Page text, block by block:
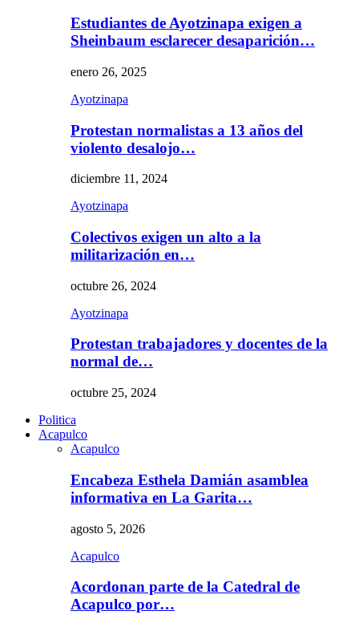
Estudiantes de Ayotzinapa exigen a
Sheinbaum esclarecer desaparición…
enero 26, 2025
Ayotzinapa
Protestan normalistas a 13 años del
violento desalojo…
diciembre 11, 2024
Ayotzinapa
Colectivos exigen un alto a la
militarización en…
octubre 26, 2024
Ayotzinapa
Protestan trabajadores y docentes de la
normal de…
octubre 25, 2024
Politica
Acapulco
Acapulco
Encabeza Esthela Damián asamblea
informativa en La Garita…
agosto 5, 2026
Acapulco
Acordonan parte de la Catedral de
Acapulco por…